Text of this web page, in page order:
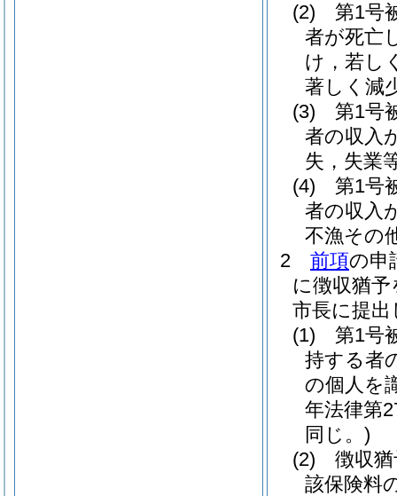
(2)
第1号
者が死亡
け，若し
著しく減
(3)
第1号
者の収入
失，失業
(4)
第1号
者の収入
不漁その
2
前項の申
に徴収猶
市長に提
(1)
第1号
持する者
の個人を
年法律第
同じ。)
(2)
徴収
該保険料